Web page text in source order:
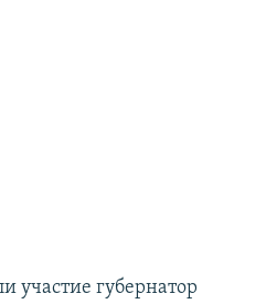
участие губернатор